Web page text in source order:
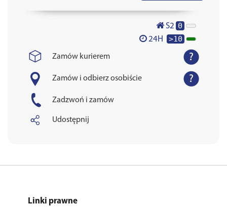
S2 0
24H >10
Zamów kurierem
Zamów i odbierz osobiście
Zadzwoń i zamów
Udostępnij
Linki prawne